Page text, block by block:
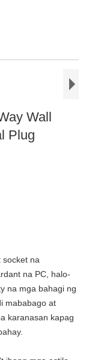
Wall
Plug
socket na
na PC, halo-
na mga bahagi ng
mababago at
karanasan kapag